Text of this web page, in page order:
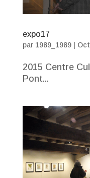
expo17
par 1989_1989|
2015 Centre
Pont...